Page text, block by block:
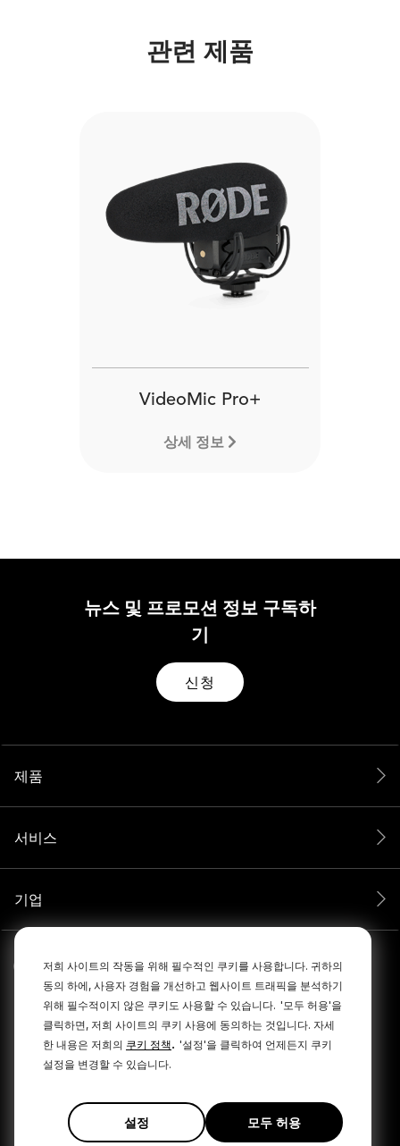
저희 사이트의 작동을 위해 필수적인 쿠키를 사용합니다. 귀하의
동의 하에, 사용자 경험을 개선하고 웹사이트 트래픽을 분석하기
위해 필수적이지 않은 쿠키도 사용할 수 있습니다. '모두 허용'을
클릭하면, 저희 사이트의 쿠키 사용에 동의하는 것입니다. 자세
한 내용은 저희의 쿠키 정책. '설정'을 클릭하여 언제든지 쿠키
설정을 변경할 수 있습니다.
설정 모두 허용
관련 제품
VideoMic Pro+
상세 정보
뉴스 및 프로모션 정보 구독하
기
신청
제품
서비스
기업
이용약관